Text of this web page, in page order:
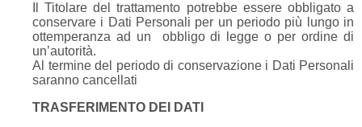
Il Titolare del trattamento potrebbe essere obbligato a
conservare i Dati Personali per un periodo più lungo in
ottemperanza ad un obbligo di legge o per ordine di
un’autorità.
Al termine del periodo di conservazione i Dati Personali
saranno cancellati
TRASFERIMENTO DEI DATI